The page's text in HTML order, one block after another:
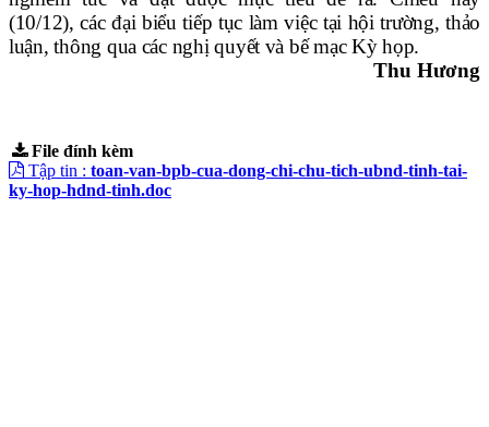
(10/12), các đại biểu tiếp tục làm việc tại hội trường, thảo
luận, thông qua các nghị quyết và bế mạc Kỳ họp.
Thu Hương
File đính kèm
Tập tin : toan-van-bpb-cua-dong-chi-chu-tich-ubnd-tinh-tai-
ky-hop-hdnd-tinh.doc